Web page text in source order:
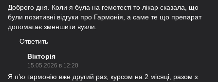
Доброго дня. Коли я була на гемотесті то лікар сказала, що
були позитивні відгуки про Гармонія, а саме те що препарат
допомагає зменшити вузли.
Ответить
Вікторія
15.05.2026 в 12:20
Я пʼю гармонію вже другий раз, курсом на 2 місяці, разом з